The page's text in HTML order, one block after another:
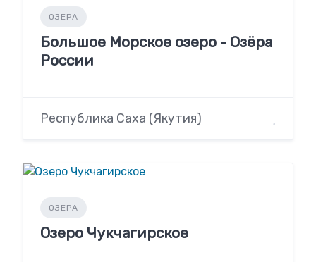
ОЗЁРА
Большое Морское озеро - Озёра
России
Республика Саха (Якутия)
ОЗЁРА
Озеро Чукчагирское